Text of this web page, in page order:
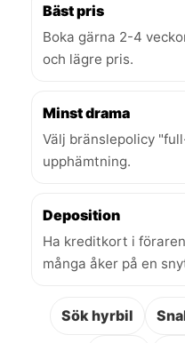
Bäst pris
Boka gärna 2-4
och lägre pris.
Minst drama
Välj bränslepolicy
upphämtning.
Deposition
Ha kreditkort i
många åker på en
Sök hyrbil